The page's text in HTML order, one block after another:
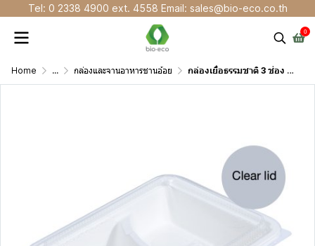
Tel: 0 2338 4900 ext. 4558 Email: sales@bio-eco.co.th
0
Home ... กล่องและจานอาหารชานอ้อย กล่องเยื่อธรรมชาติ 3 ช่อง 1000 มล. พร้อมฝา PET